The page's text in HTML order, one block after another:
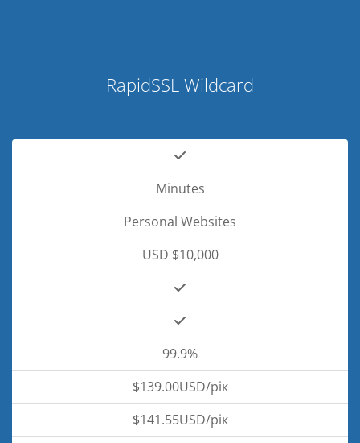
RapidSSL Wildcard
Minutes
Personal Websites
USD $10,000
99.9%
$139.00USD/рік
$141.55USD/рік